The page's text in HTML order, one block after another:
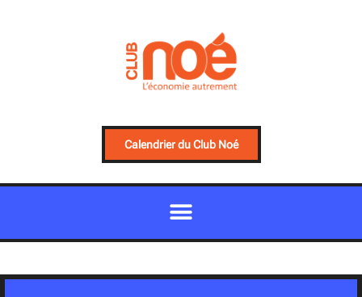
Calendrier du Club Noé